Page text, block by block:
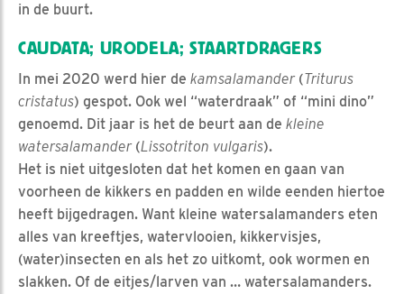
in de buurt.
CAUDATA; URODELA; STAARTDRAGERS
In mei 2020 werd hier de kamsalamander(Triturus
cristatus) gespot. Ook wel “waterdraak” of “mini dino”
genoemd. Dit jaar is het de beurt aan de kleine
watersalamander(Lissotriton vulgaris).
Het is niet uitgesloten dat het komen en gaan van
voorheen de kikkers en padden en wilde eenden hiertoe
heeft bijgedragen. Want kleine watersalamanders eten
alles van kreeftjes, watervlooien, kikkervisjes,
(water)insecten en als het zo uitkomt, ook wormen en
slakken. Of de eitjes/larven van … watersalamanders.